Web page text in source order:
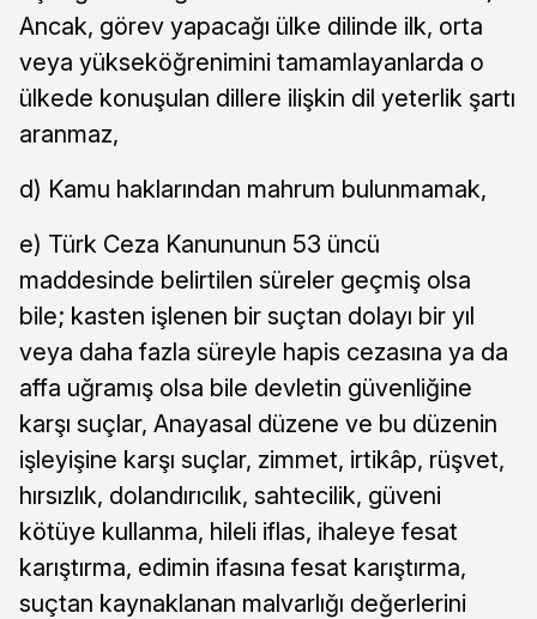
Ancak, görev yapacağı ülke dilinde ilk, orta
veya yükseköğrenimini tamamlayanlarda o
ülkede konuşulan dillere ilişkin dil yeterlik şartı
aranmaz,
d) Kamu haklarından mahrum bulunmamak,
e) Türk Ceza Kanununun 53 üncü
maddesinde belirtilen süreler geçmiş olsa
bile; kasten işlenen bir suçtan dolayı bir yıl
veya daha fazla süreyle hapis cezasına ya da
affa uğramış olsa bile devletin güvenliğine
karşı suçlar, Anayasal düzene ve bu düzenin
işleyişine karşı suçlar, zimmet, irtikâp, rüşvet,
hırsızlık, dolandırıcılık, sahtecilik, güveni
kötüye kullanma, hileli iflas, ihaleye fesat
karıştırma, edimin ifasına fesat karıştırma,
suçtan kaynaklanan malvarlığı değerlerini